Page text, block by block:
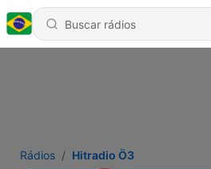
Rádios Hitradio Ö3